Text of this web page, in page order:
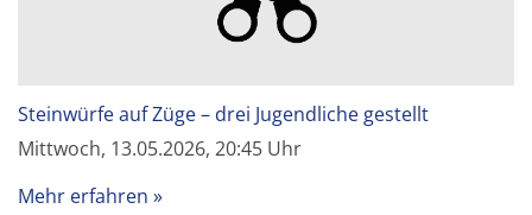
Steinwürfe auf Züge – drei Jugendliche gestellt
Mittwoch, 13.05.2026, 20:45 Uhr
Mehr erfahren